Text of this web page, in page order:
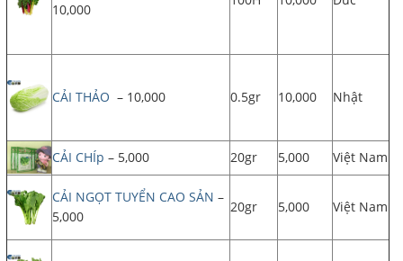
10,000
CẢI THẢO – 10,000 0.5gr 10,000 Nhật
CẢI CHÍp – 5,000 20gr 5,000 Việt Nam
CẢI NGỌT TUYỂN CAO SẢN –
5,000
20gr 5,000 Việt Nam